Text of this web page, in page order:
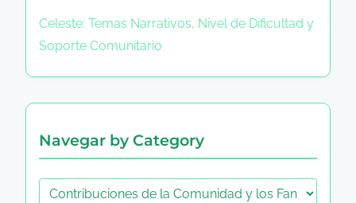
Celeste: Temas Narrativos, Nivel de Dificultad y
Soporte Comunitario
Navegar by Category